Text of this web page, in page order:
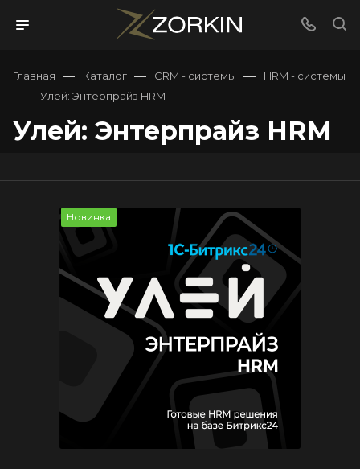
Главная — Каталог — CRM - системы — HRM - системы
— Улей: Энтерпрайз HRM
Улей: Энтерпрайз HRM
Новинка